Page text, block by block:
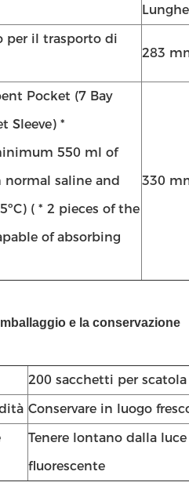
per il trasporto di
283
Pocket (7 Bay
Sleeve) *
550 ml of
saline and
( * 2 pieces of the
of absorbing
330
e la conservazione
200 sacchetti per scatola
Conservare in luogo
Tenere lontano dalla
fluorescente